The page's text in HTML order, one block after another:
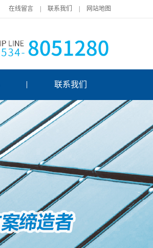
在线留言 联系我们 网站地图
联系我们